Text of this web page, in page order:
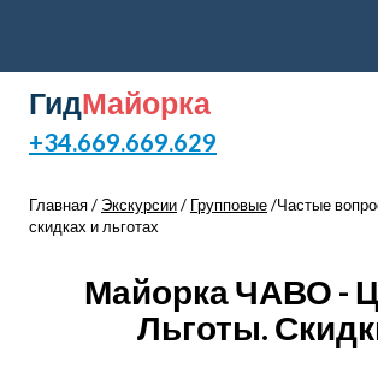
ГидМайорка
+34.669.669.629
Главная / Экскурсии/ Групповые/Частые
скидках и льготах
Майорка ЧАВО -
Льготы.